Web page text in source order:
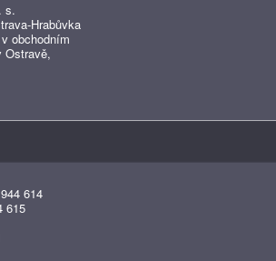
s.
Hrabůvka
obchodním
Ostravě,
614
615